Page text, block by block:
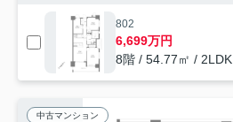
802
6,699万円
8階 / 54.77㎡ / 2LDK
中古マンション